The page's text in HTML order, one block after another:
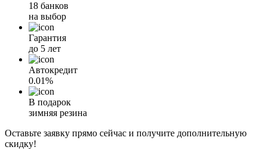
18 банков
на выбор
Гарантия
до 5 лет
Автокредит
0.01%
В подарок
зимняя резина
Оставьте заявку прямо сейчас и получите дополнительную
скидку!